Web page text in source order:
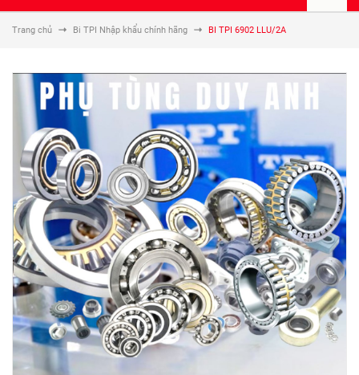
Trang chủ Bi TPI Nhập khẩu chính hãng BI TPI 6902 LLU/2A